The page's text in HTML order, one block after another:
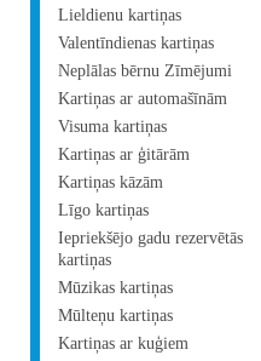
Lieldienu kartiņas
Valentīndienas kartiņas
Neplālas bērnu Zīmējumi
Kartiņas ar automašīnām
Visuma kartiņas
Kartiņas ar ģitārām
Kartiņas kāzām
Līgo kartiņas
Iepriekšējo gadu rezervētās
kartiņas
Mūzikas kartiņas
Mūlteņu kartiņas
Kartiņas ar kuģiem